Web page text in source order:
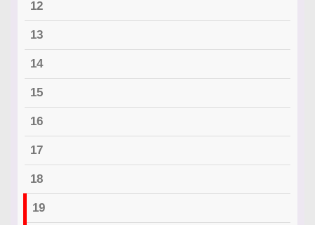
12
13
14
15
16
17
18
19